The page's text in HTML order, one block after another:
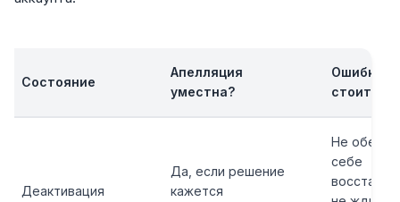
Состояние
Апелляция
уместна?
Ошибка,
стоит
Деактивация
Да, если решение
кажется
Не
себе